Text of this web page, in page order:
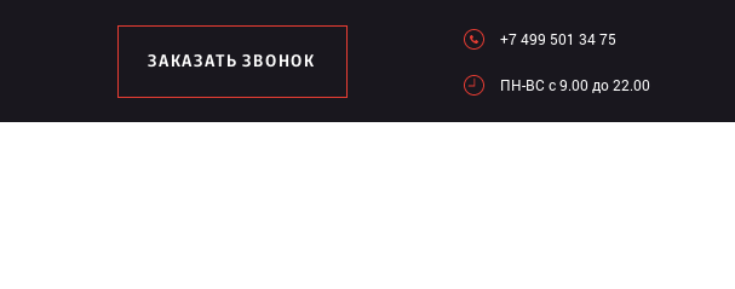
ЗАКАЗАТЬ ЗВОНОК
+7 499 501 34 75
ПН-ВC c 9.00 до 22.00